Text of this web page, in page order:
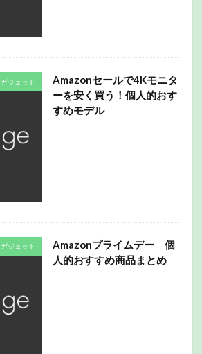
ガジェット
Amazonセールで4Kモニタ
ーを安く買う！個人的おす
すめモデル
ガジェット
Amazonプライムデー 個
人的おすすめ商品まとめ